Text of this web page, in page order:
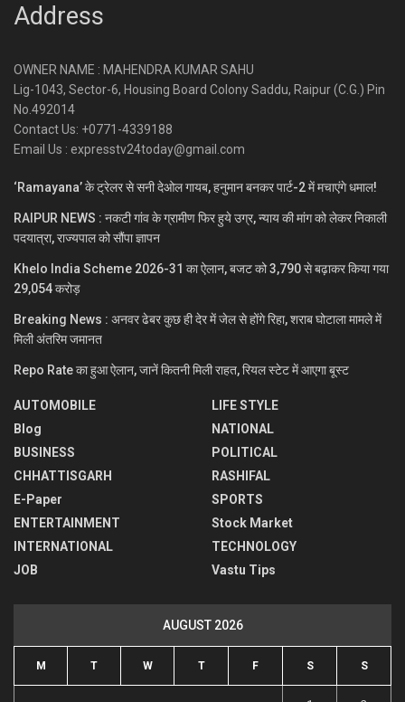
Address
OWNER NAME : MAHENDRA KUMAR SAHU
Lig-1043, Sector-6, Housing Board Colony Saddu, Raipur (C.G.) Pin
No.492014
Contact Us: +0771-4339188
Email Us : expresstv24today@gmail.com
‘Ramayana’ के ट्रेलर से सनी देओल गायब, हनुमान बनकर पार्ट-2 में मचाएंगे धमाल!
RAIPUR NEWS : नकटी गांव के ग्रामीण फिर हुये उग्र, न्याय की मांग को लेकर निकाली
पदयात्रा, राज्यपाल को सौंपा ज्ञापन
Khelo India Scheme 2026-31 का ऐलान, बजट को 3,790 से बढ़ाकर किया गया
29,054 करोड़
Breaking News : अनवर ढेबर कुछ ही देर में जेल से होंगे रिहा, शराब घोटाला मामले में
मिली अंतरिम जमानत
Repo Rate का हुआ ऐलान, जानें कितनी मिली राहत, रियल स्टेट में आएगा बूस्ट
AUTOMOBILE
Blog
BUSINESS
CHHATTISGARH
E-Paper
ENTERTAINMENT
INTERNATIONAL
JOB
LIFE STYLE
NATIONAL
POLITICAL
RASHIFAL
SPORTS
Stock Market
TECHNOLOGY
Vastu Tips
AUGUST 2026
M T W T F S S